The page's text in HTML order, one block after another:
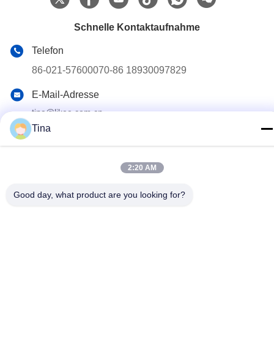
Schnelle Kontaktaufnahme
Telefon
86-021-57600070-86 18930097829
E-Mail-Adresse
tina@likee.com.cn
Anschrift
Shanghai, China 201416
Datenschutz-Bestimmungen| Sitemap
Tina
2:20 AM
Good day, what product are you looking for?